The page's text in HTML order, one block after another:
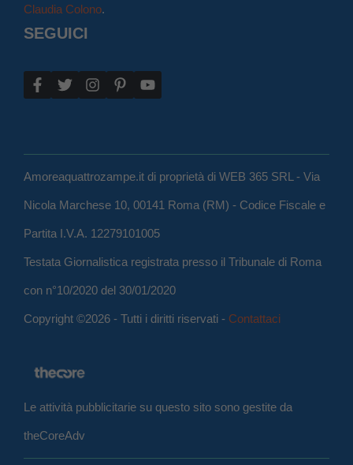
Claudia Colono.
SEGUICI
Amoreaquattrozampe.it di proprietà di WEB 365 SRL - Via
Nicola Marchese 10, 00141 Roma (RM) - Codice Fiscale e
Partita I.V.A. 12279101005
Testata Giornalistica registrata presso il Tribunale di Roma
con n°10/2020 del 30/01/2020
Copyright ©2026 - Tutti i diritti riservati - Contattaci
Le attività pubblicitarie su questo sito sono gestite da
theCoreAdv